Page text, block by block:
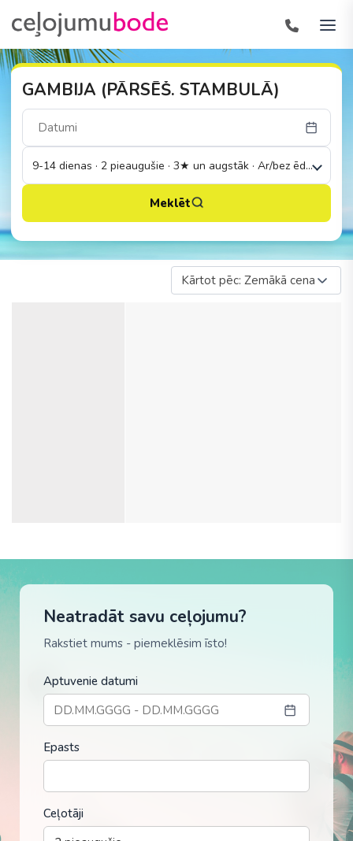
GAMBIJA (PĀRSĒŠ. STAMBULĀ)
9-14 dienas · 2 pieaugušie · 3★ un augstāk · Ar/bez ēdināšanas
Meklēt
Kārtot pēc: Zemākā cena
Neatradāt savu ceļojumu?
Rakstiet mums - piemeklēsim īsto!
Aptuvenie datumi
Epasts
Ceļotāji